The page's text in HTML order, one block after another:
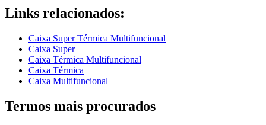
Links relacionados:
Caixa Super Térmica Multifuncional
Caixa Super
Caixa Térmica Multifuncional
Caixa Térmica
Caixa Multifuncional
Termos mais procurados